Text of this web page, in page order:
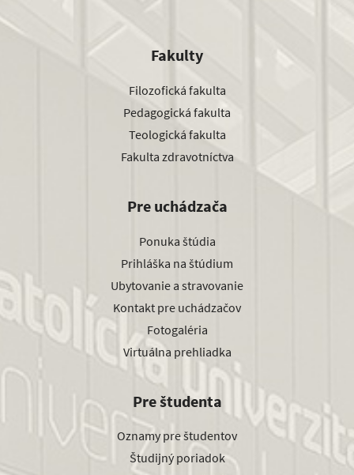
Fakulty
Filozofická fakulta
Pedagogická fakulta
Teologická fakulta
Fakulta zdravotníctva
Pre uchádzača
Ponuka štúdia
Prihláška na štúdium
Ubytovanie a stravovanie
Kontakt pre uchádzačov
Fotogaléria
Virtuálna prehliadka
Pre študenta
Oznamy pre študentov
Študijný poriadok